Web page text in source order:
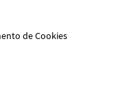
de Cookies